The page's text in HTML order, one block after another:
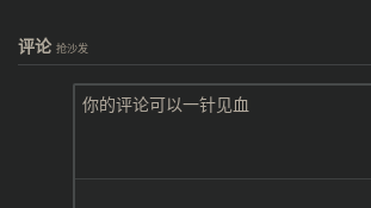
评论 抢沙发